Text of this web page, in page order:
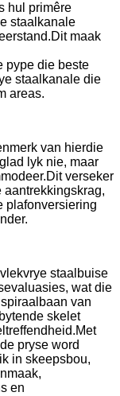
hul primêre
staalkanale
maak
pype die beste
staalkanale die
areas.
van hierdie
lyk nie, maar
verseker
aantrekkingskrag,
plafonversiering
staalbuise
wat die
van
skelet
pryse word
in skeepsbou,
en